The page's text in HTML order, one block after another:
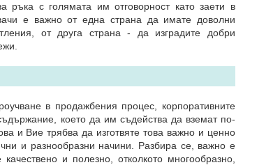
ръка с голямата им отговорност като заети в
е важно от една страна да имате доволни
от друга страна - да изградите добри
в продажбения процес, корпоративните
което да им съдейства да вземат по-
и Вие трябва да изготвяте това важно и ценно
и разнообразни начини. Разбира се, важно е
и полезно, отколкото многообразно,